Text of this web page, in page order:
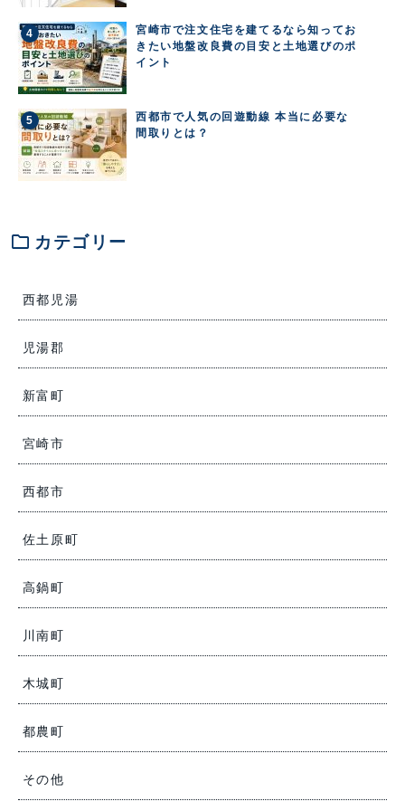
宮崎市で注文住宅を建てるなら知ってお
きたい地盤改良費の目安と土地選びのポ
イント
西都市で人気の回遊動線 本当に必要な
間取りとは？
folder カテゴリー
西都児湯
児湯郡
新富町
宮崎市
西都市
佐土原町
高鍋町
川南町
木城町
都農町
その他